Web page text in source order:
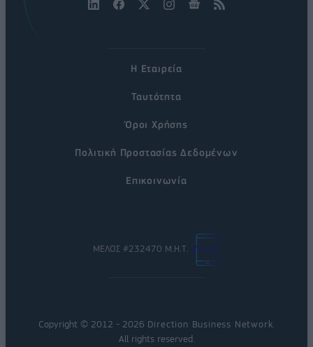
Η Εταιρεία
Ταυτότητα
Όροι Χρήσης
Πολιτική Προστασίας Δεδομένων
Επικοινωνία
ΜΕΛΟΣ #232470 Μ.Η.Τ.
Copyright © 2012 - 2026 Direction Business Network
All rights reserved.